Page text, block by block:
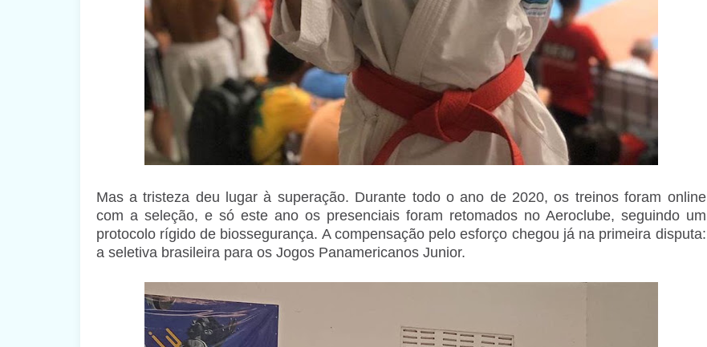
Mas a tristeza deu lugar à superação. Durante todo o ano de 2020, os treinos foram online
com a seleção, e só este ano os presenciais foram retomados no Aeroclube, seguindo um
protocolo rígido de biossegurança. A compensação pelo esforço chegou já na primeira disputa:
a seletiva brasileira para os Jogos Panamericanos Junior.